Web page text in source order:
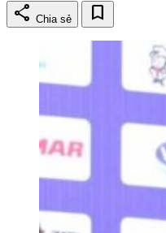
share Chia sẻ bookmark